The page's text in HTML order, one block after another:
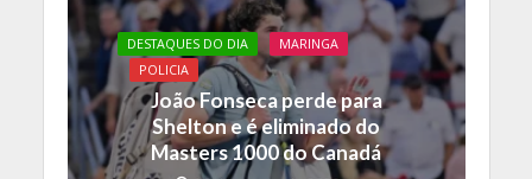
DESTAQUES DO DIA
MARINGA
POLICIA
João Fonseca perde para
Shelton e é eliminado do
Masters 1000 do Canadá